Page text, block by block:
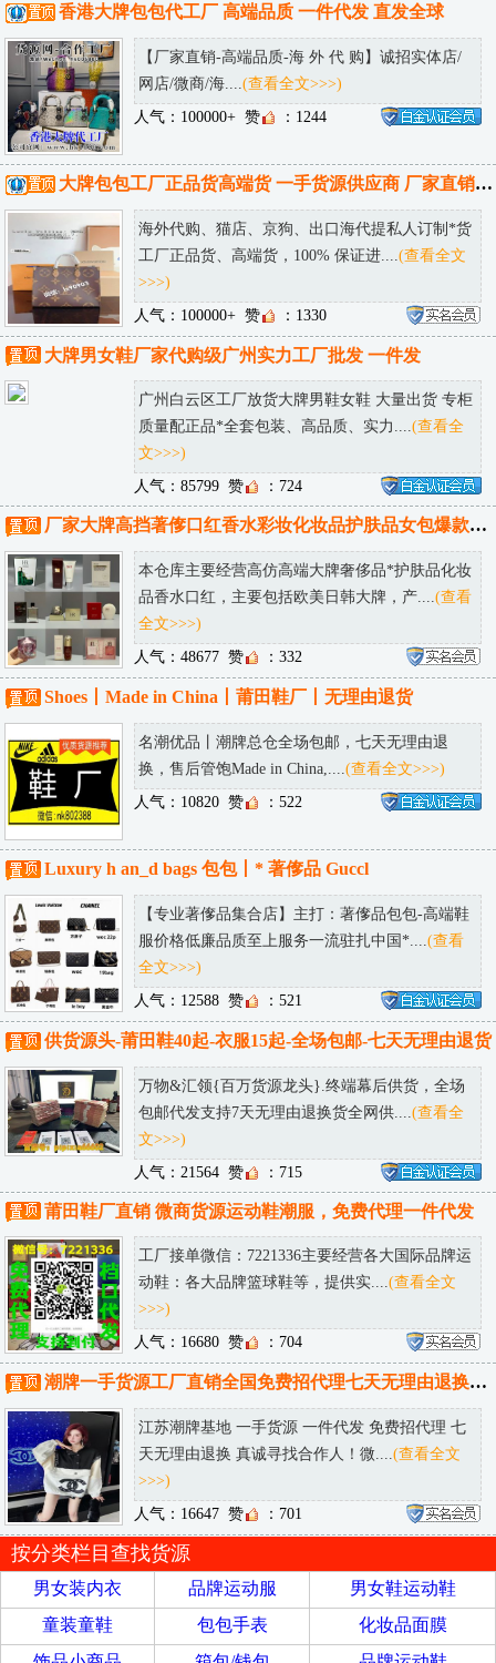
香港大牌包包代工厂 高端品质 一件代发 直发全球
【厂家直销-高端品质-海 外 代 购】诚招实体店/
网店/微商/海.... (查看全文>>>)
人气：100000+ 赞 ：1244
大牌包包工厂正品货高端货 一手货源供应商 厂家直销 可邮全球！
海外代购、猫店、京狗、出口海代提私人订制*货
工厂正品货、高端货，100% 保证进.... (查看全文
>>>)
人气：100000+ 赞 ：1330
大牌男女鞋厂家代购级广州实力工厂批发 一件发
广州白云区工厂放货大牌男鞋女鞋 大量出货 专柜
质量配正品*全套包装、高品质、实力....(查看全
文>>>)
人气：85799 赞 ：724
厂家大牌高挡著偧口红香水彩妆化妆品护肤品女包爆款仓库一件代发
本仓库主要经营高仿高端大牌奢侈品*护肤品化妆
品香水口红，主要包括欧美日韩大牌，产....(查看
全文>>>)
人气：48677 赞 ：332
Shoes丨Made in China丨莆田鞋厂丨无理由退货
名潮优品丨潮牌总仓全场包邮，七天无理由退
换，售后管饱Made in China,.... (查看全文>>>)
人气：10820 赞 ：522
Luxury h an_d bags 包包丨* 著偧品 Guccl
【专业著偧品集合店】主打：著偧品包包-高端鞋
服价格低廉品质至上服务一流驻扎中国*.... (查看
全文>>>)
人气：12588 赞 ：521
供货源头-莆田鞋40起-衣服15起-全场包邮-七天无理由退货
万物&汇领{百万货源龙头}.终端幕后供货，全场
包邮代发支持7天无理由退换货全网供.... (查看全
文>>>)
人气：21564 赞 ：715
莆田鞋厂直销 微商货源运动鞋潮服，免费代理一件代发
工厂接单微信：7221336主要经营各大国际品牌运
动鞋：各大品牌篮球鞋等，提供实....(查看全文
>>>)
人气：16680 赞 ：704
潮牌一手货源工厂直销全国免费招代理七天无理由退换诚接批发淘宝供货
江苏潮牌基地 一手货源 一件代发 免费招代理 七
天无理由退换 真诚寻找合作人！微....(查看全文
>>>)
人气：16647 赞 ：701
按分类栏目查找货源
男女装内衣 品牌运动服
男女鞋运动鞋
童装童鞋
包包手表
化妆品面膜